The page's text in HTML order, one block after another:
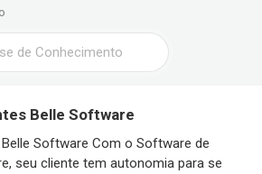
Belle Software
Software Com o Software de
seu cliente tem autonomia para se